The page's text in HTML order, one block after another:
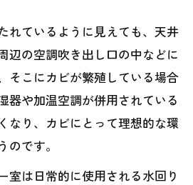
れているように見えても、天井
辺の空調吹き出し口の中などに
そこにカビが繁殖している場合
器や加温空調が併用されている
なり、カビにとって理想的な環
です。
室は日常的に使用される水回り